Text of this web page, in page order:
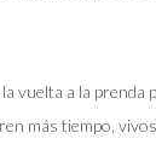
vuelta a la prenda
más tiempo,